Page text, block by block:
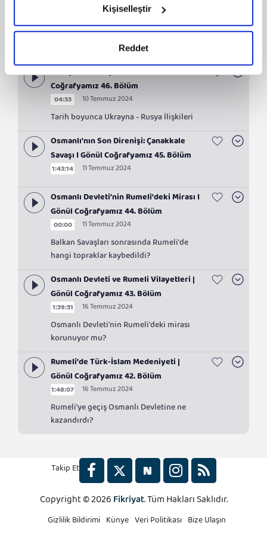
okumak ve sitemizi ziyaretiniz kapsamında
gerçekleştirilen veri işleme faaliyetleri ile ilgili daha
Kişiselleştir
Reddet
Osmanlı'dan Günümüze İcazetname
Geleneği I Gönül Coğrafyamız 48.
Bölüm
00:00 10 Temmuz 2024
İcazet geleneği nasıl başlamıştı?
Ukrayna ve Rusya'nın Dini I Gönül
Coğrafyamız 46. Bölüm
04:33 10 Temmuz 2024
Tarih boyunca Ukrayna - Rusya İlişkileri
Osmanlı'nın Son Direnişi: Çanakkale
Savaşı I Gönül Coğrafyamız 45. Bölüm
1:43:14 11 Temmuz 2024
Osmanlı Devleti'nin Rumeli'deki Mirası I
Gönül Coğrafyamız 44. Bölüm
00:00 11 Temmuz 2024
Balkan Savaşları sonrasında Rumeli'de
hangi topraklar kaybedildi?
Osmanlı Devleti ve Rumeli Vilayetleri |
Gönül Coğrafyamız 43. Bölüm
1:39:51 16 Temmuz 2024
Osmanlı Devleti'nin Rumeli'deki mirası
korunuyor mu?
Rumeli'de Türk-İslam Medeniyeti |
Gönül Coğrafyamız 42. Bölüm
1:48:07 16 Temmuz 2024
Rumeli'ye geçiş Osmanlı Devletine ne
kazandırdı?
Takip Et
Copyright © 2026Fikriyat. Tüm Hakları Saklıdır.
Gizlilik Bildirimi Künye Veri Politikası Bize Ulaşın
2x